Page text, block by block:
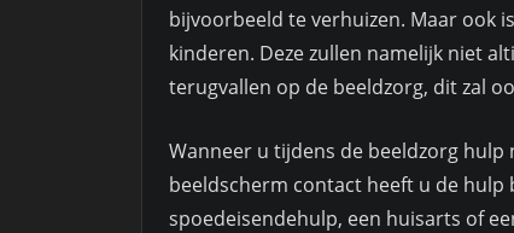
bijvoorbeeld te verhuizen. Maar ook
kinderen. Deze zullen namelijk niet
terugvallen op de beeldzorg, dit zal
Wanneer u tijdens de beeldzorg
beeldscherm contact heeft u de
spoedeisendehulp, een huisarts of